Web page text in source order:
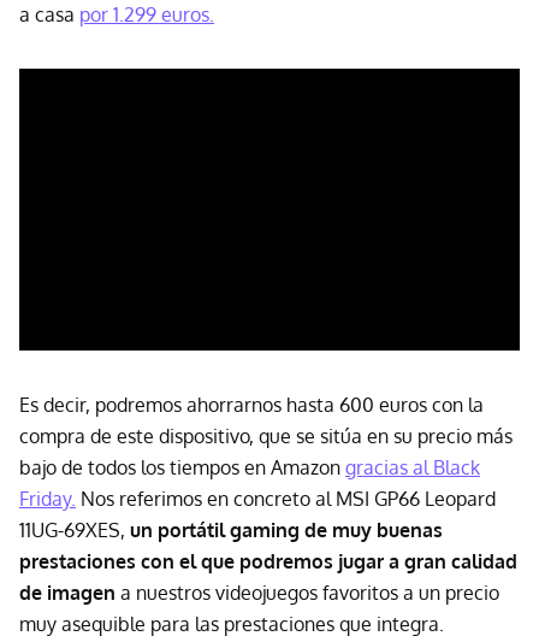
a casa por 1.299 euros.
Es decir, podremos ahorrarnos hasta 600 euros con la
compra de este dispositivo, que se sitúa en su precio más
bajo de todos los tiempos en Amazon gracias al Black
Friday. Nos referimos en concreto al MSI GP66 Leopard
11UG-69XES, un portátil gaming de muy buenas
prestaciones con el que podremos jugar a gran calidad
de imagen a nuestros videojuegos favoritos a un precio
muy asequible para las prestaciones que integra.